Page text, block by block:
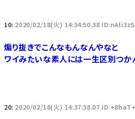
10: 2020/02/18(火) 14:34:50.38
煽り抜きでこんなもんなんやなと
ワイみたいな素人には一生区別つか
20: 2020/02/18(火) 14:37:38.07